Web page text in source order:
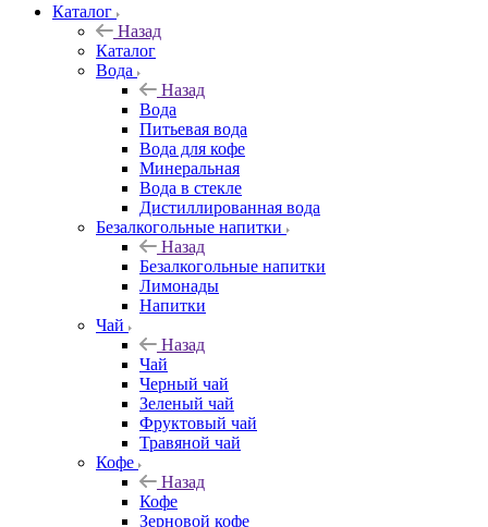
Каталог
Назад
Каталог
Вода
Назад
Вода
Питьевая вода
Вода для кофе
Минеральная
Вода в стекле
Дистиллированная вода
Безалкогольные напитки
Назад
Безалкогольные напитки
Лимонады
Напитки
Чай
Назад
Чай
Черный чай
Зеленый чай
Фруктовый чай
Травяной чай
Кофе
Назад
Кофе
Зерновой кофе